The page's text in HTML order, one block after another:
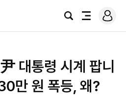
검
전
로
그
대통령 시계 팝니
만 원 폭등, 왜?